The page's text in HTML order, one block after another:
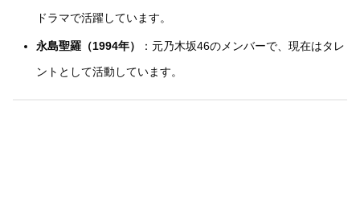
ドラマで活躍しています。
永島聖羅（1994年）
：元乃木坂46のメンバーで、現在はタレ
ントとして活動しています。